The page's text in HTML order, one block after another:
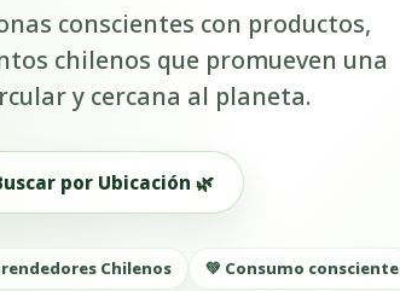
conscientes con productos,
chilenos que promueven una
y cercana al planeta.
por Ubicación 🌿
Chilenos 💚 Consumo consciente